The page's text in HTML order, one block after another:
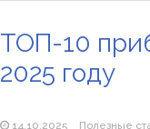
ТОП-10
2025 году
14.10.2025 Полезные